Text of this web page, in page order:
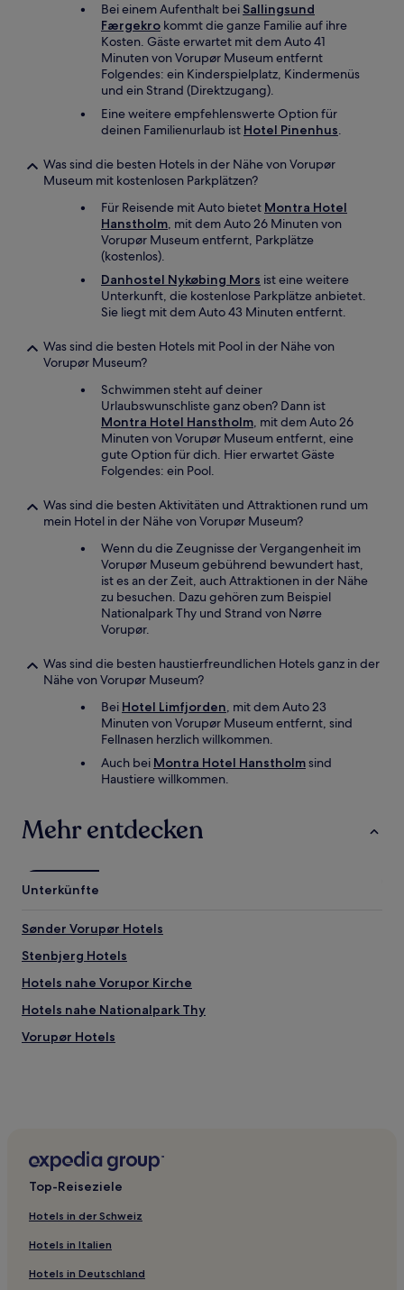
Bei einem Aufenthalt bei Sallingsund
Færgekro kommt die ganze Familie auf ihre
Kosten. Gäste erwartet mit dem Auto 41
Minuten von Vorupør Museum entfernt
Folgendes: ein Kinderspielplatz, Kindermenüs
und ein Strand (Direktzugang).
Eine weitere empfehlenswerte Option für
deinen Familienurlaub ist Hotel Pinenhus.
Was sind die besten Hotels in der Nähe von Vorupør
Museum mit kostenlosen Parkplätzen?
Für Reisende mit Auto bietet Montra Hotel
Hanstholm, mit dem Auto 26 Minuten von
Vorupør Museum entfernt, Parkplätze
(kostenlos).
Danhostel Nykøbing Mors ist eine weitere
Unterkunft, die kostenlose Parkplätze anbietet.
Sie liegt mit dem Auto 43 Minuten entfernt.
Was sind die besten Hotels mit Pool in der Nähe von
Vorupør Museum?
Schwimmen steht auf deiner
Urlaubswunschliste ganz oben? Dann ist
Montra Hotel Hanstholm, mit dem Auto 26
Minuten von Vorupør Museum entfernt, eine
gute Option für dich. Hier erwartet Gäste
Folgendes: ein Pool.
Was sind die besten Aktivitäten und Attraktionen rund um
mein Hotel in der Nähe von Vorupør Museum?
Wenn du die Zeugnisse der Vergangenheit im
Vorupør Museum gebührend bewundert hast,
ist es an der Zeit, auch Attraktionen in der Nähe
zu besuchen. Dazu gehören zum Beispiel
Nationalpark Thy und Strand von Nørre
Vorupør.
Was sind die besten haustierfreundlichen Hotels ganz in der
Nähe von Vorupør Museum?
Bei Hotel Limfjorden, mit dem Auto 23
Minuten von Vorupør Museum entfernt, sind
Fellnasen herzlich willkommen.
Auch bei Montra Hotel Hanstholmsind
Haustiere willkommen.
Mehr entdecken
Unterkünfte
Sønder Vorupør Hotels
Stenbjerg Hotels
Hotels nahe Vorupor Kirche
Hotels nahe Nationalpark Thy
Vorupør Hotels
Top-Reiseziele
Hotels in der Schweiz
Hotels in Italien
Hotels in Deutschland